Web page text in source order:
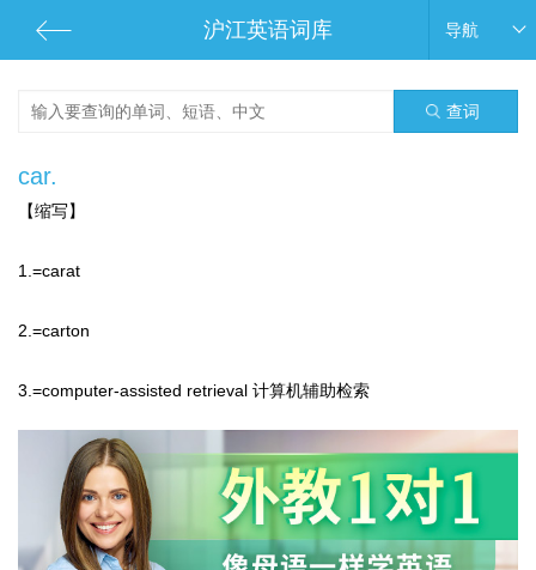
沪江英语词库 导航
查词
car.
【缩写】
1.=carat
2.=carton
3.=computer-assisted retrieval 计算机辅助检索